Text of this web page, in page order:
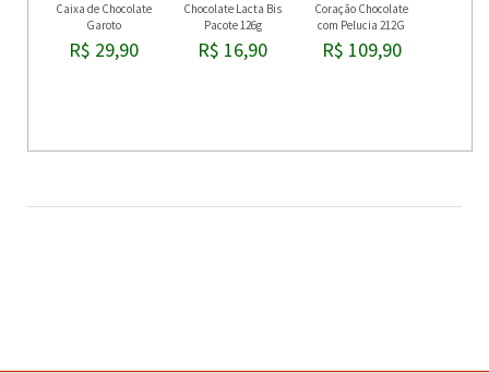
Caixa de Chocolate
Garoto
R$ 29,90
Chocolate Lacta Bis
Pacote 126g
R$ 16,90
Coração Chocolate
com Pelucia 212G
R$ 109,90